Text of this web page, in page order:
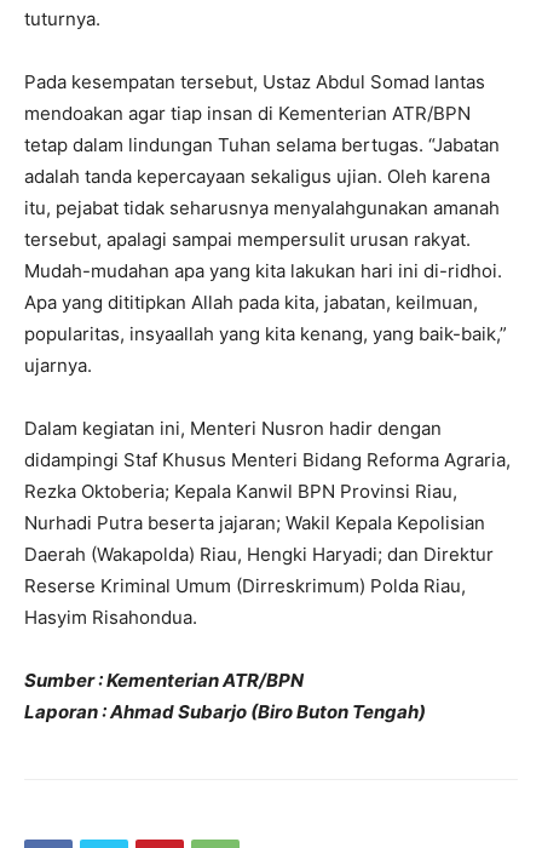
tuturnya.
Pada kesempatan tersebut, Ustaz Abdul Somad lantas
mendoakan agar tiap insan di Kementerian ATR/BPN
tetap dalam lindungan Tuhan selama bertugas. “Jabatan
adalah tanda kepercayaan sekaligus ujian. Oleh karena
itu, pejabat tidak seharusnya menyalahgunakan amanah
tersebut, apalagi sampai mempersulit urusan rakyat.
Mudah-mudahan apa yang kita lakukan hari ini di-ridhoi.
Apa yang dititipkan Allah pada kita, jabatan, keilmuan,
popularitas, insyaallah yang kita kenang, yang baik-baik,”
ujarnya.
Dalam kegiatan ini, Menteri Nusron hadir dengan
didampingi Staf Khusus Menteri Bidang Reforma Agraria,
Rezka Oktoberia; Kepala Kanwil BPN Provinsi Riau,
Nurhadi Putra beserta jajaran; Wakil Kepala Kepolisian
Daerah (Wakapolda) Riau, Hengki Haryadi; dan Direktur
Reserse Kriminal Umum (Dirreskrimum) Polda Riau,
Hasyim Risahondua.
Sumber : Kementerian ATR/BPN
Laporan : Ahmad Subarjo (Biro Buton Tengah)